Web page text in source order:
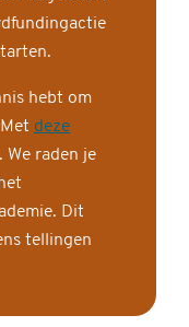
hebt om
deze
We raden je
Dit
tellingen